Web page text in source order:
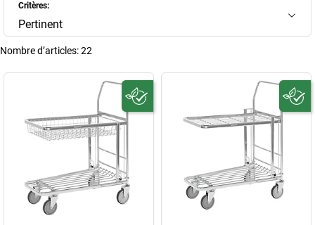
Critères:
Pertinent
Nombre d’articles:22